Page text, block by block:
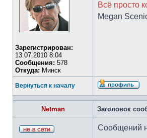
Зарегистрирован:
13.07.2010 8:04
Сообщения: 578
Откуда: Минск
Всё просто
Megan
Вернуться к началу
Netman Заголовок
Сообщений